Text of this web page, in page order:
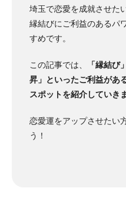
埼玉で恋愛を成就させた
縁結びにご利益のあるパ
すめです。
この記事では、
「縁結び
昇」といったご利益があ
スポットを紹介していき
恋愛運をアップさせたい
う！